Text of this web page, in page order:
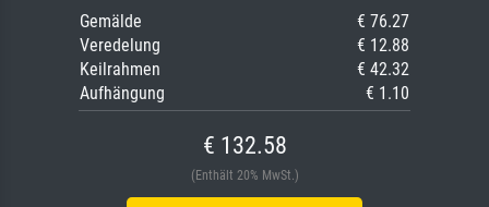
Gemälde
€ 76.27
Veredelung
€ 12.88
Keilrahmen
€ 42.32
Aufhängung
€ 1.10
€ 132.58
(Enthält 20% MwSt.)